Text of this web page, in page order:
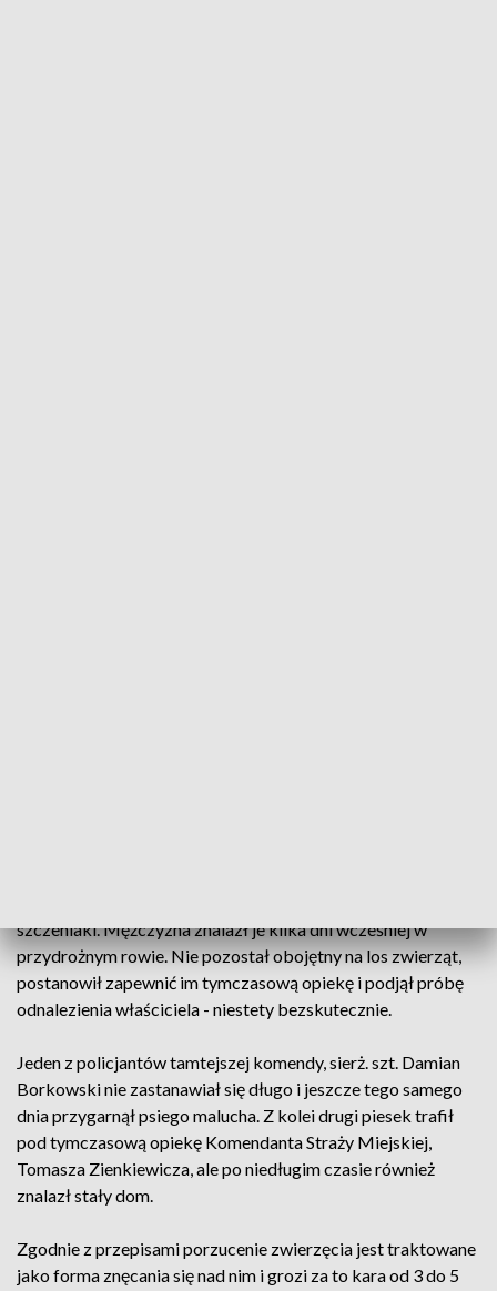
szczeniaki. Mężczyzna znalazł je kilka dni wcześniej w
przydrożnym rowie. Nie pozostał obojętny na los zwierząt,
postanowił zapewnić im tymczasową opiekę i podjął próbę
odnalezienia właściciela - niestety bezskutecznie.
Jeden z policjantów tamtejszej komendy, sierż. szt. Damian
Borkowski nie zastanawiał się długo i jeszcze tego samego
dnia przygarnął psiego malucha. Z kolei drugi piesek trafił
pod tymczasową opiekę Komendanta Straży Miejskiej,
Tomasza Zienkiewicza, ale po niedługim czasie również
znalazł stały dom.
Zgodnie z przepisami porzucenie zwierzęcia jest traktowane
jako forma znęcania się nad nim i grozi za to kara od 3 do 5